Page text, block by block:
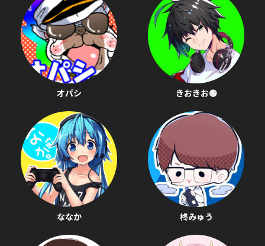
オパシ きおきお🟢
ななか 柊みゅう